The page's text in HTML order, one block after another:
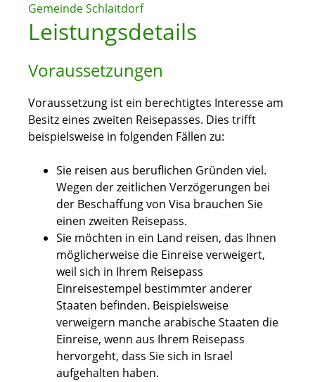
Gemeinde Schlaitdorf
Leistungsdetails
Voraussetzungen
Voraussetzung ist ein berechtigtes Interesse am
Besitz eines zweiten Reisepasses. Dies trifft
beispielsweise in folgenden Fällen zu:
Sie reisen aus beruflichen Gründen viel.
Wegen der zeitlichen Verzögerungen bei
der Beschaffung von Visa brauchen Sie
einen zweiten Reisepass.
Sie möchten in ein Land reisen, das Ihnen
möglicherweise die Einreise verweigert,
weil sich in Ihrem Reisepass
Einreisestempel bestimmter anderer
Staaten befinden. Beispielsweise
verweigern manche arabische Staaten die
Einreise, wenn aus Ihrem Reisepass
hervorgeht, dass Sie sich in Israel
aufgehalten haben.